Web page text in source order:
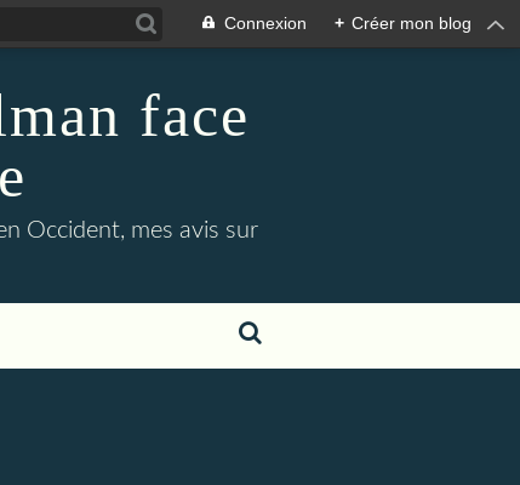
Connexion + Créer mon blog
face
Occident, mes avis sur